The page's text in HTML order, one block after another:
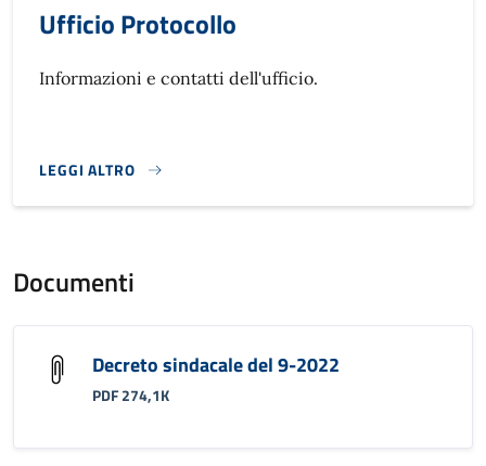
Ufficio Protocollo
Informazioni e contatti dell'ufficio.
LEGGI ALTRO
}
Documenti
Decreto sindacale del 9-2022
PDF 274,1K